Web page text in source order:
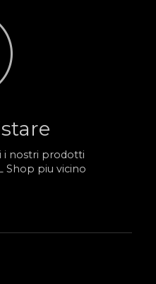
i nostri prodotti
Shop piu vicino